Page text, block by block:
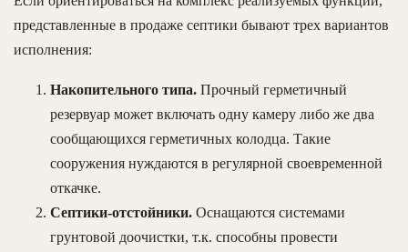
представленные в продаже септики бывают трех вариантов
исполнения:
Накопительного типа. Прочный герметичный
резервуар может включать одну камеру либо же два
сообщающихся герметичных колодца. Такие
сооружения нуждаются в регулярной своевременной
откачке.
Септики-отстойники. Оснащаются системами
грунтовой доочистки, т.к. способны провести